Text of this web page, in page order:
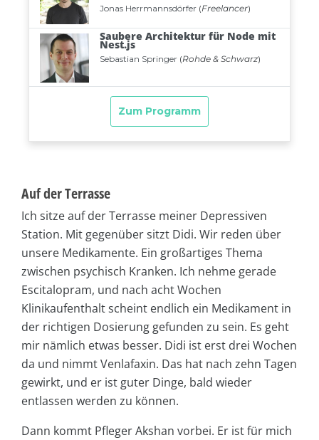
Auf der Terrasse
Ich sitze auf der Terrasse meiner Depressiven
Station. Mit gegenüber sitzt Didi. Wir reden über
unsere Medikamente. Ein großartiges Thema
zwischen psychisch Kranken. Ich nehme gerade
Escitalopram, und nach acht Wochen
Klinikaufenthalt scheint endlich ein Medikament in
der richtigen Dosierung gefunden zu sein. Es geht
mir nämlich etwas besser. Didi ist erst drei Wochen
da und nimmt Venlafaxin. Das hat nach zehn Tagen
gewirkt, und er ist guter Dinge, bald wieder
entlassen werden zu können.
Dann kommt Pfleger Akshan vorbei. Er ist für mich